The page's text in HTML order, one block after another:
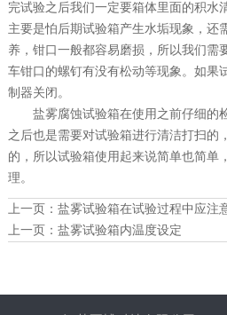
完试验之后我们一定要箱体里面的积水
主要是怕后期试验箱产生水垢现象，还
养，钳口一般都容易磨损，所以我们需
车钳口的螺钉有没有松动等现象。如果
制器关闭。
盐雾腐蚀试验箱在使用之前仔细的
之后也是需要对试验箱进行清洁打扫的
的，所以试验箱使用起来说简单也简单
理。
上一页： 盐雾试验箱在试验过程中应注
上一页： 盐雾试验箱内温度设定